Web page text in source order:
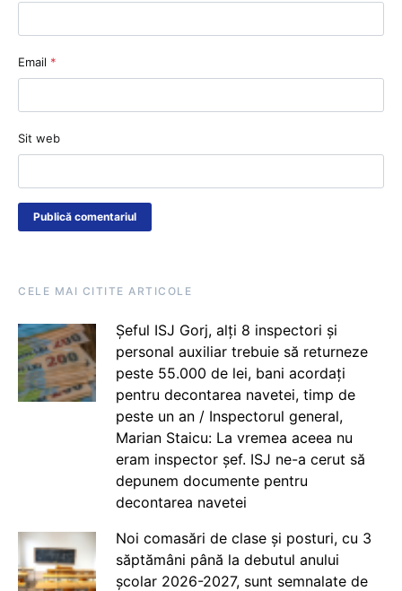
Email *
Sit web
CELE MAI CITITE ARTICOLE
Șeful ISJ Gorj, alți 8 inspectori și
personal auxiliar trebuie să returneze
peste 55.000 de lei, bani acordați
pentru decontarea navetei, timp de
peste un an / Inspectorul general,
Marian Staicu: La vremea aceea nu
eram inspector șef. ISJ ne-a cerut să
depunem documente pentru
decontarea navetei
Noi comasări de clase și posturi, cu 3
săptămâni până la debutul anului
școlar 2026-2027, sunt semnalate de